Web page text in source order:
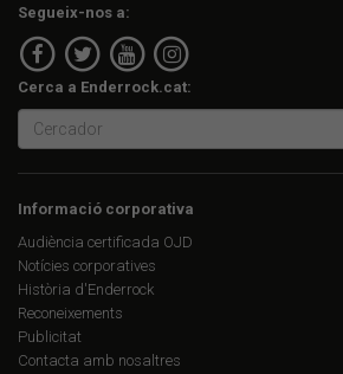
Segueix-nos a:
Cerca a Enderrock.cat:
Informació corporativa
Audiència certificada OJD
Notícies corporatives
Història d'Enderrock
Reconeixements
Publicitat
Contacta amb nosaltres